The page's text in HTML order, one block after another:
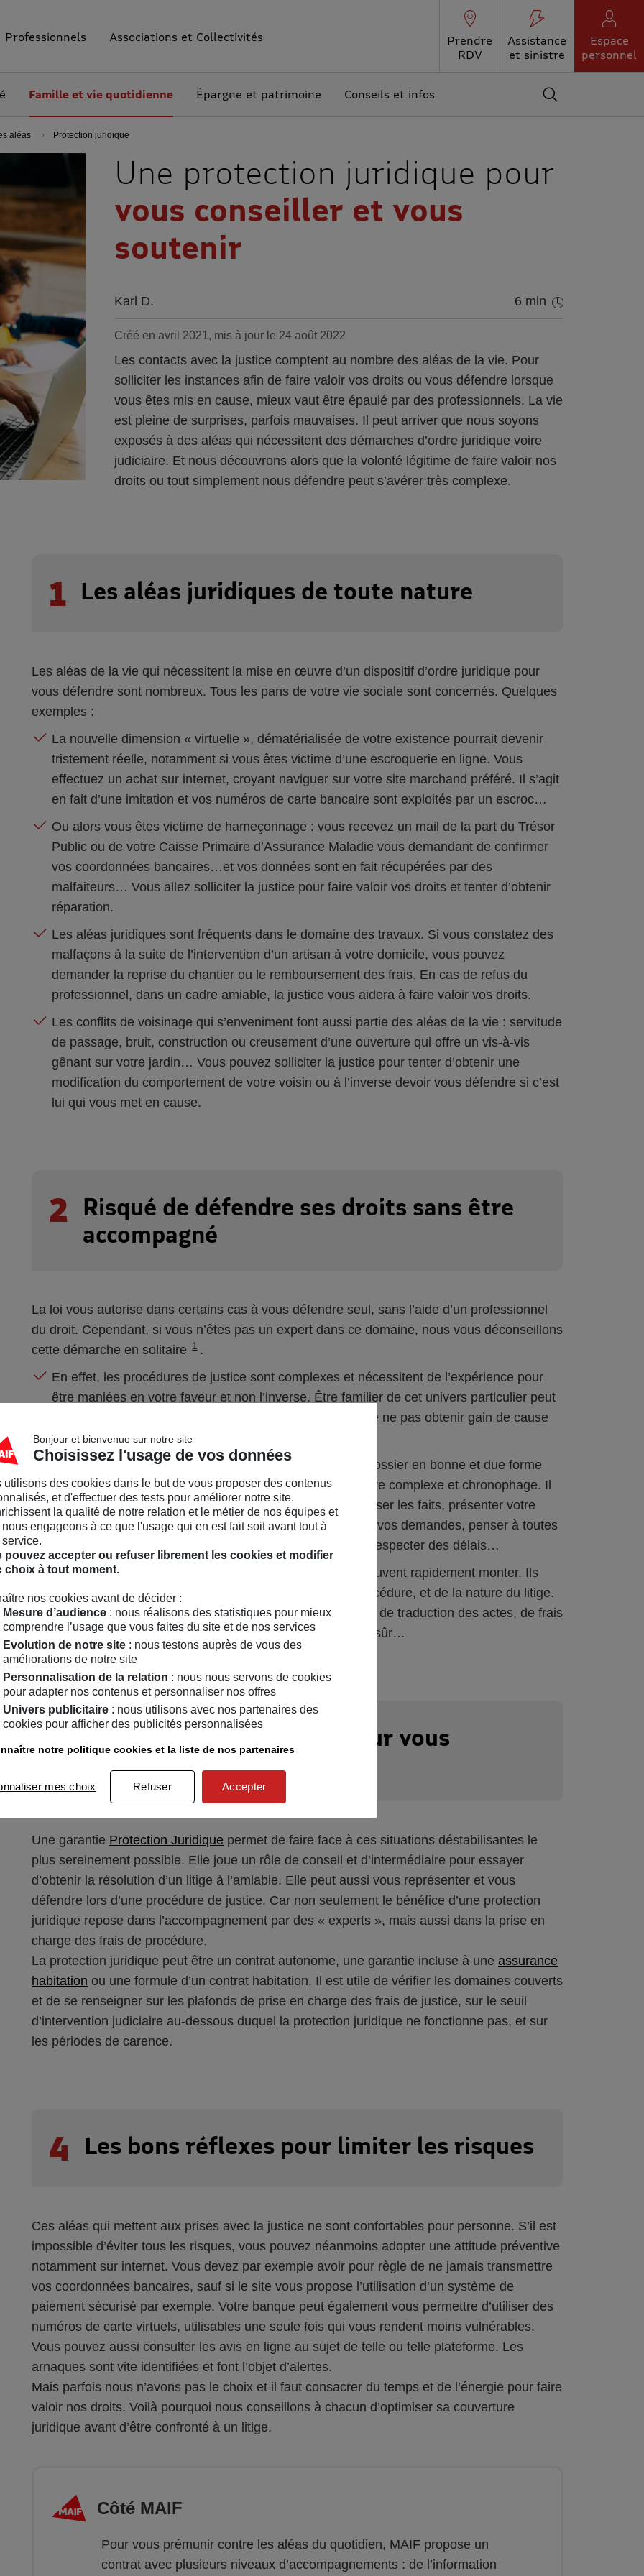
Professionnels Associations et Collectivités
Prendre
RDV
Assistance
et sinistre
Espace
personnel
Famille et vie quotidienne Épargne et patrimoine Conseils et infos Accédez au moteur
aléas Protection juridique
Une protection juridique pour
vous conseiller et vous
soutenir
Karl D. 6 min
Créé en avril 2021, mis à jour le 24 août 2022
Les contacts avec la justice comptent au nombre des aléas de la vie. Pour
solliciter les instances afin de faire valoir vos droits ou vous défendre lorsque
vous êtes mis en cause, mieux vaut être épaulé par des professionnels. La vie
est pleine de surprises, parfois mauvaises. Il peut arriver que nous soyons
exposés à des aléas qui nécessitent des démarches d’ordre juridique voire
judiciaire. Et nous découvrons alors que la volonté légitime de faire valoir nos
droits ou tout simplement nous défendre peut s’avérer très complexe.
1 Les aléas juridiques de toute nature
Les aléas de la vie qui nécessitent la mise en œuvre d’un dispositif d’ordre juridique pour
vous défendre sont nombreux. Tous les pans de votre vie sociale sont concernés. Quelques
exemples :
La nouvelle dimension « virtuelle », dématérialisée de votre existence pourrait devenir
tristement réelle, notamment si vous êtes victime d’une escroquerie en ligne. Vous
effectuez un achat sur internet, croyant naviguer sur votre site marchand préféré. Il s’agit
en fait d’une imitation et vos numéros de carte bancaire sont exploités par un escroc…
Ou alors vous êtes victime de hameçonnage : vous recevez un mail de la part du Trésor
Public ou de votre Caisse Primaire d’Assurance Maladie vous demandant de confirmer
vos coordonnées bancaires…et vos données sont en fait récupérées par des
malfaiteurs… Vous allez solliciter la justice pour faire valoir vos droits et tenter d’obtenir
réparation.
Les aléas juridiques sont fréquents dans le domaine des travaux. Si vous constatez des
malfaçons à la suite de l’intervention d’un artisan à votre domicile, vous pouvez
demander la reprise du chantier ou le remboursement des frais. En cas de refus du
professionnel, dans un cadre amiable, la justice vous aidera à faire valoir vos droits.
Les conflits de voisinage qui s’enveniment font aussi partie des aléas de la vie : servitude
de passage, bruit, construction ou creusement d’une ouverture qui offre un vis-à-vis
gênant sur votre jardin… Vous pouvez solliciter la justice pour tenter d’obtenir une
modification du comportement de votre voisin ou à l’inverse devoir vous défendre si c’est
lui qui vous met en cause.
2
Risqué de défendre ses droits sans être
accompagné
La loi vous autorise dans certains cas à vous défendre seul, sans l’aide d’un professionnel
du droit. Cependant, si vous n’êtes pas un expert dans ce domaine, nous vous déconseillons
cette démarche en solitaire 1 .
En effet, les procédures de justice sont complexes et nécessitent de l’expérience pour
être maniées en votre faveur et non l’inverse. Être familier de cet univers particulier peut
augmenter vos chances de succès. Il serait dommage de ne pas obtenir gain de cause
pour des erreurs techniques.
Le poids des démarches à effectuer pour présenter un dossier en bonne et due forme
devant le tribunal n’est pas anodin. La démarche peut être complexe et chronophage. Il
faut non seulement suivre des règles précises pour exposer les faits, présenter votre
point de vue sur la situation, exprimer vos motivations et vos demandes, penser à toutes
les pièces justificatives pour étayer votre argumentaire, respecter des délais…
Par ailleurs, vous aurez des frais à assumer, lesquels peuvent rapidement monter. Ils
varient en fonction de la juridiction, de la durée de la procédure, et de la nature du litige.
Il s’agit de frais d’assignation en justice, d’éventuels frais de traduction des actes, de frais
d’huissiers de justice, de témoins, de frais d’avocat bien sûr…
3 La Protection Juridique pour vous
protéger en cas de litige
Une garantie Protection Juridique permet de faire face à ces situations déstabilisantes le
plus sereinement possible. Elle joue un rôle de conseil et d’intermédiaire pour essayer
d’obtenir la résolution d’un litige à l’amiable. Elle peut aussi vous représenter et vous
défendre lors d’une procédure de justice. Car non seulement le bénéfice d’une protection
juridique repose dans l’accompagnement par des « experts », mais aussi dans la prise en
charge des frais de procédure.
La protection juridique peut être un contrat autonome, une garantie incluse à une assurance
habitation ou une formule d’un contrat habitation. Il est utile de vérifier les domaines couverts
et de se renseigner sur les plafonds de prise en charge des frais de justice, sur le seuil
d’intervention judiciaire au-dessous duquel la protection juridique ne fonctionne pas, et sur
les périodes de carence.
4 Les bons réflexes pour limiter les risques
Ces aléas qui mettent aux prises avec la justice ne sont confortables pour personne. S’il est
impossible d’éviter tous les risques, vous pouvez néanmoins adopter une attitude préventive
notamment sur internet. Vous devez par exemple avoir pour règle de ne jamais transmettre
vos coordonnées bancaires, sauf si le site vous propose l’utilisation d’un système de
paiement sécurisé par exemple. Votre banque peut également vous permettre d’utiliser des
numéros de carte virtuels, utilisables une seule fois qui vous rendent moins vulnérables.
Vous pouvez aussi consulter les avis en ligne au sujet de telle ou telle plateforme. Les
arnaques sont vite identifiées et font l’objet d’alertes.
Mais parfois nous n’avons pas le choix et il faut consacrer du temps et de l’énergie pour faire
valoir nos droits. Voilà pourquoi nous conseillons à chacun d’optimiser sa couverture
juridique avant d’être confronté à un litige.
Côté MAIF
Pour vous prémunir contre les aléas du quotidien, MAIF propose un
contrat avec plusieurs niveaux d’accompagnements : de l’information
Bonjour et bienvenue sur notre site
Choisissez l'usage de vos données
utilisons des cookies dans le but de vous proposer des contenus
et d'effectuer des tests pour améliorer notre site.
la qualité de notre relation et le métier de nos équipes et
nous engageons à ce que l'usage qui en est fait soit avant tout à
pouvez accepter ou refuser librement les cookies et modifier
choix à tout moment.
nos cookies avant de décider :
Mesure d’audience : nous réalisons des statistiques pour mieux
comprendre l’usage que vous faites du site et de nos services
Evolution de notre site : nous testons auprès de vous des
améliorations de notre site
Personnalisation de la relation : nous nous servons de cookies
pour adapter nos contenus et personnaliser nos offres
Univers publicitaire : nous utilisons avec nos partenaires des
cookies pour afficher des publicités personnalisées
notre politique cookies et la liste de nos partenaires
mes choix Refuser Accepter